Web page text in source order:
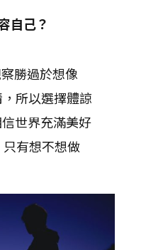
自己？
勝過於想像
所以選擇體諒
世界充滿美好
有想不想做